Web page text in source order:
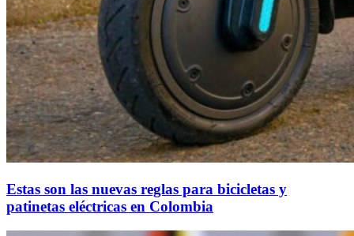
Estas son las nuevas reglas para bicicletas y
patinetas eléctricas en Colombia